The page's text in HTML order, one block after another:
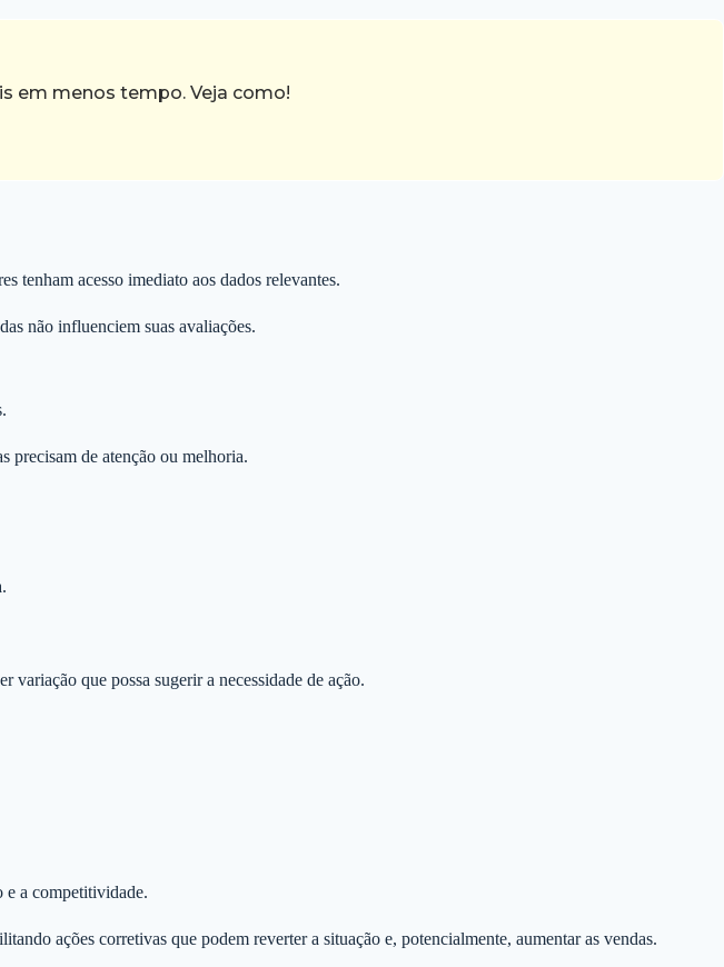
em menos tempo. Veja como!
tenham acesso imediato aos dados relevantes.
não influenciem suas avaliações.
precisam de atenção ou melhoria.
variação que possa sugerir a necessidade de ação.
e a competitividade.
ações corretivas que podem reverter a situação e, potencialmente, aumentar as vendas.